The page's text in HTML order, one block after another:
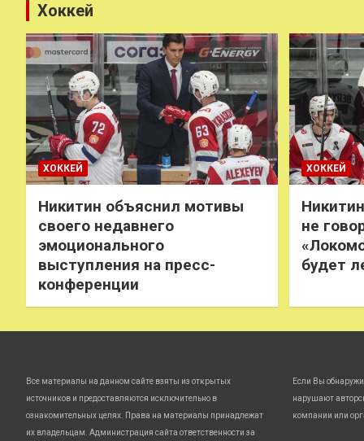
Хоккей
ХОККЕЙ
Никитин объяснил мотивы
своего недавнего
эмоционального
выступления на пресс-
конференции
ХОККЕЙ
не
будет
Все материалы на данном сайте взяты из открытых
источников и предоставляются исключительно в
ознакомительных целях. Права на материалы принадлежат
их владельцам. Администрация сайта ответственности за
Если Вы
нарушают
компании или